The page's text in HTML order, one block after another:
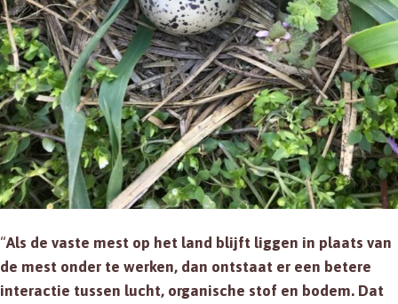
“Als de vaste mest op het land blijft liggen in plaats van
de mest onder te werken, dan ontstaat er een betere
interactie tussen lucht, organische stof en bodem. Dat